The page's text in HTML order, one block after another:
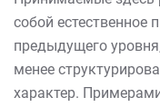
собой естественное
предыдущего
менее
характер.